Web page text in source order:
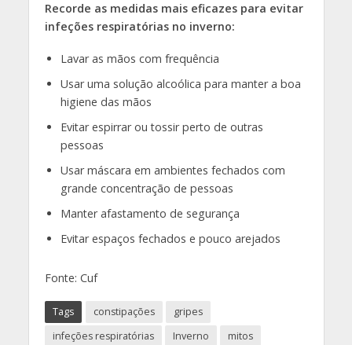
Recorde as medidas mais eficazes para evitar
infeções respiratórias no inverno:
Lavar as mãos com frequência
Usar uma solução alcoólica para manter a boa
higiene das mãos
Evitar espirrar ou tossir perto de outras
pessoas
Usar máscara em ambientes fechados com
grande concentração de pessoas
Manter afastamento de segurança
Evitar espaços fechados e pouco arejados
Fonte: Cuf
Tags constipações
gripes
infeções respiratórias
Inverno mitos